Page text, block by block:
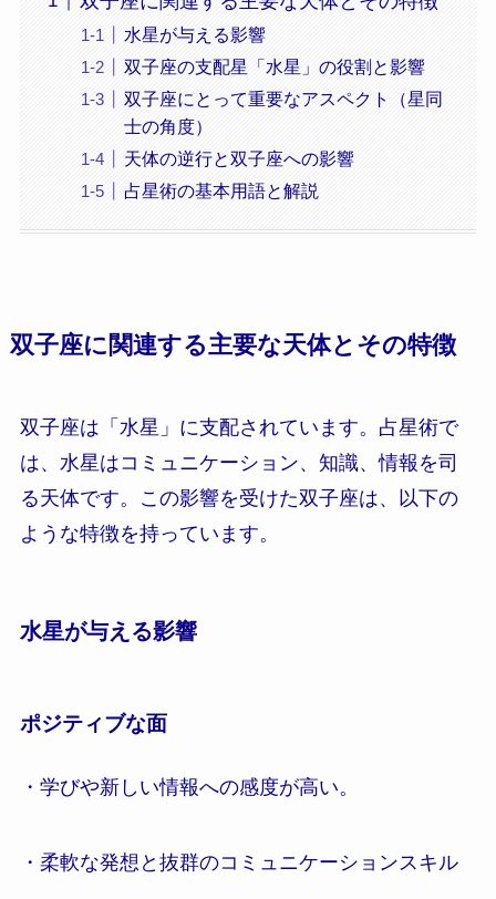
水星が与える影響
双子座の支配星「水星」の役割と影響
双子座にとって重要なアスペクト（星同
士の角度）
天体の逆行と双子座への影響
占星術の基本用語と解説
双子座に関連する主要な天体とその特徴
双子座は「水星」に支配されています。占星術で
は、水星はコミュニケーション、知識、情報を司
る天体です。この影響を受けた双子座は、以下の
ような特徴を持っています。
水星が与える影響
ポジティブな面
・学びや新しい情報への感度が高い。
・柔軟な発想と抜群のコミュニケーションスキル